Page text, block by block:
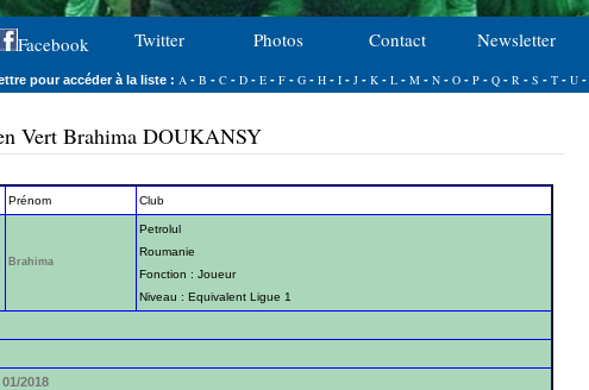
Facebook Twitter Photos Contact Newsletter
pour accéder à la liste : A - B - C- D- E- F- G- H- I- J- K- L- M- N- O- P- Q- R - S - T- U-
Vert Brahima DOUKANSY
Prénom Club
Brahima
Petrolul
Roumanie
Fonction : Joueur
Niveau : Equivalent Ligue 1
2018